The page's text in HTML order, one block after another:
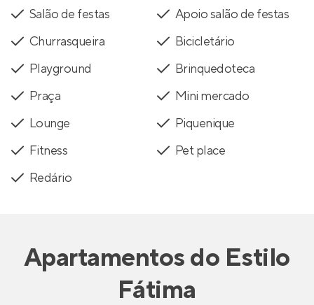
Salão de festas
Apoio salão de festas
Churrasqueira
Bicicletário
Playground
Brinquedoteca
Praça
Mini mercado
Lounge
Piquenique
Fitness
Pet place
Redário
Apartamentosdo Estilo
Fátima